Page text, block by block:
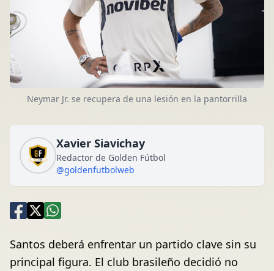
Neymar Jr. se recupera de una lesión en la pantorrilla
Xavier Siavichay
Redactor de Golden Fútbol
@goldenfutbolweb
Santos deberá enfrentar un partido clave sin su
principal figura. El club brasileño decidió no